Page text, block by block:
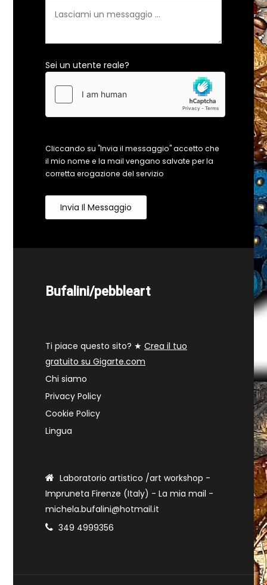
Sei un utente reale?
Cliccando su "Invia il messaggio" accetto che
il mio nome e la mail vengano salvate per la
corretta erogazione del servizio
Invia Il Messaggio
Bufalini/pebbleart
Ti piace questo sito? ★ Crea il tuo
gratuito su Gigarte.com
Chi siamo
Privacy Policy
Cookie Policy
Lingua
Laboratorio artistico /art workshop -
Impruneta Firenze (Italy) - La mia mail -
michela.bufalini@hotmail.it
349 4999356